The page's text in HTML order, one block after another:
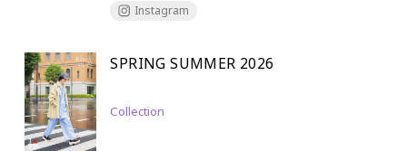
Instagram
SPRING SUMMER 2026
Collection